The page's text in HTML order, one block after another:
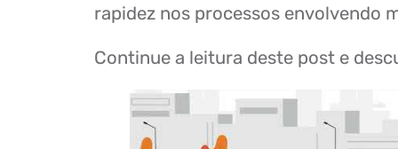
rapidez nos processos envolvendo
Continue a leitura deste post e